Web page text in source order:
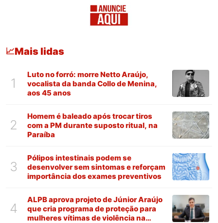
📈Mais lidas
1
Luto no forró: morre Netto Araújo,
vocalista da banda Collo de Menina,
aos 45 anos
2
Homem é baleado após trocar tiros
com a PM durante suposto ritual, na
Paraíba
3
Pólipos intestinais podem se
desenvolver sem sintomas e reforçam
importância dos exames preventivos
4
ALPB aprova projeto de Júnior Araújo
que cria programa de proteção para
mulheres vítimas de violência na